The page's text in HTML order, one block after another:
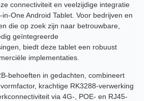
connectiviteit en veelzijdige integratie
in-One Android Tablet. Voor bedrijven en
die op zoek zijn naar betrouwbare,
geïntegreerde
biedt deze tablet een robuust
implementaties.
behoeften in gedachten, combineert
krachtige RK3288-verwerking
via 4G-, POE- en RJ45-